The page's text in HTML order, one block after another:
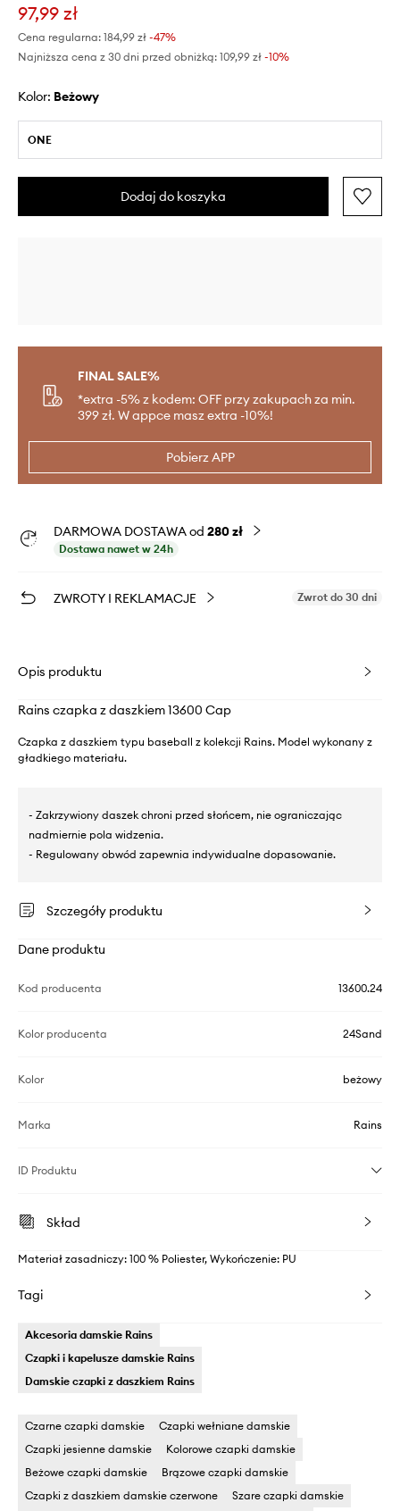
97,99 zł
Cena regularna: 184,99 zł -47%
Najniższa cena z 30 dni przed obniżką: 109,99 zł -10%
Kolor: beżowy
ONE
Dodaj do koszyka
FINAL SALE%
*extra -5% z kodem: OFF przy zakupach za min.
399 zł. W appce masz extra -10%!
Pobierz APP
DARMOWA DOSTAWA od 280 zł
Dostawa nawet w 24h
ZWROTY I REKLAMACJE Zwrot do 30 dni
Opis produktu
Rains czapka z daszkiem 13600 Cap
Czapka z daszkiem typu baseball z kolekcji Rains. Model wykonany z
gładkiego materiału.
- Zakrzywiony daszek chroni przed słońcem, nie ograniczając
nadmiernie pola widzenia.
- Regulowany obwód zapewnia indywidualne dopasowanie.
Szczegóły produktu
Dane produktu
Kod producenta 13600.24
Kolor producenta 24Sand
Kolor beżowy
Marka Rains
ID Produktu
Skład
Materiał zasadniczy: 100 % Poliester, Wykończenie: PU
Tagi
Akcesoria damskie Rains
Czapki i kapelusze damskie Rains
Damskie czapki z daszkiem Rains
Czarne czapki damskie
Czapki wełniane damskie
Czapki jesienne damskie
Kolorowe czapki damskie
Beżowe czapki damskie
Brązowe czapki damskie
Czapki z daszkiem damskie czerwone
Szare czapki damskie